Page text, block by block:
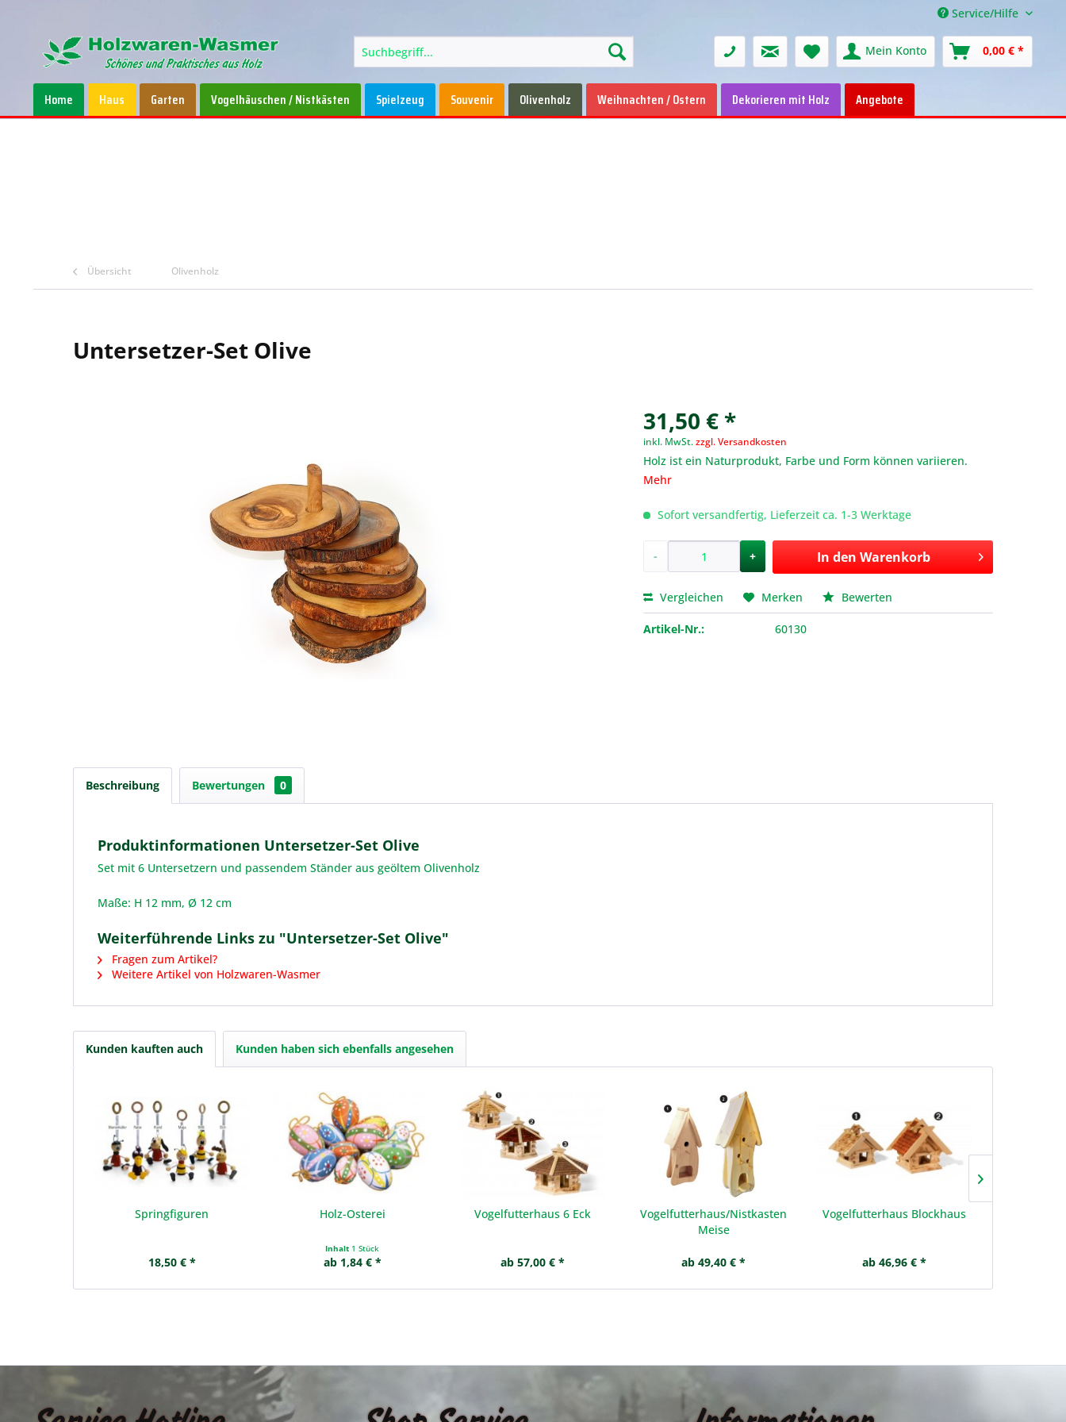
Service/Hilfe
Mein Konto 0,00 € *
Home Haus Garten Vogelhäuschen / Nistkästen Spielzeug Souvenir Olivenholz Weihnachten / Ostern Dekorieren mit Holz Angebote
Übersicht Olivenholz
Untersetzer-Set Olive
31,50 € *
inkl. MwSt.zzgl. Versandkosten
Holz ist ein Naturprodukt, Farbe und Form können variieren.
Mehr
Sofort versandfertig, Lieferzeit ca. 1-3 Werktage
- + In den Warenkorb
Vergleichen Merken Bewerten
Artikel-Nr.: 60130
Beschreibung Bewertungen 0
Produktinformationen Untersetzer-Set Olive
Set mit 6 Untersetzern und passendem Ständer aus geöltem Olivenholz
Maße: H 12 mm, Ø 12 cm
Weiterführende Links zu "Untersetzer-Set Olive"
Fragen zum Artikel?
Weitere Artikel von Holzwaren-Wasmer
Kunden kauften auch Kunden haben sich ebenfalls angesehen
Springfiguren
18,50 € *
Holz-Osterei
Inhalt 1 Stück
ab 1,84 € *
Vogelfutterhaus 6 Eck
ab 57,00 € *
Vogelfutterhaus/Nistkasten
Meise
ab 49,40 € *
Vogelfutterhaus Blockhaus
ab 46,96 € *